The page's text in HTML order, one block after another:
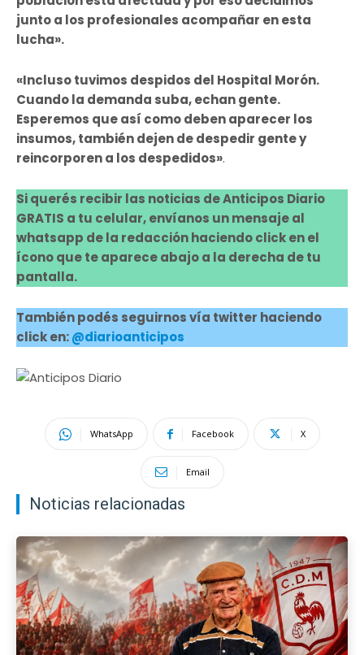
junto a los profesionales acompañar en esta
lucha».
«Incluso tuvimos despidos del Hospital Morón.
Cuando la demanda suba, echan gente.
Esperemos que así como deben aparecer los
insumos, también dejen de despedir gente y
reincorporen a los despedidos».
Si querés recibir las noticias de Anticipos Diario
GRATIS a tu celular, envíanos un mensaje al
whatsapp de la redacción haciendo click en el
ícono que te aparece abajo a la derecha de tu
pantalla.
También podés seguirnos vía twitter haciendo
click en:@diarioanticipos
WhatsApp Facebook X
Email
Noticias relacionadas